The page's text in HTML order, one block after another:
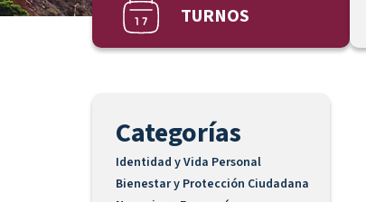
TURNOS
Categorías
Identidad y Vida Personal
Bienestar y Protección Ciudadana